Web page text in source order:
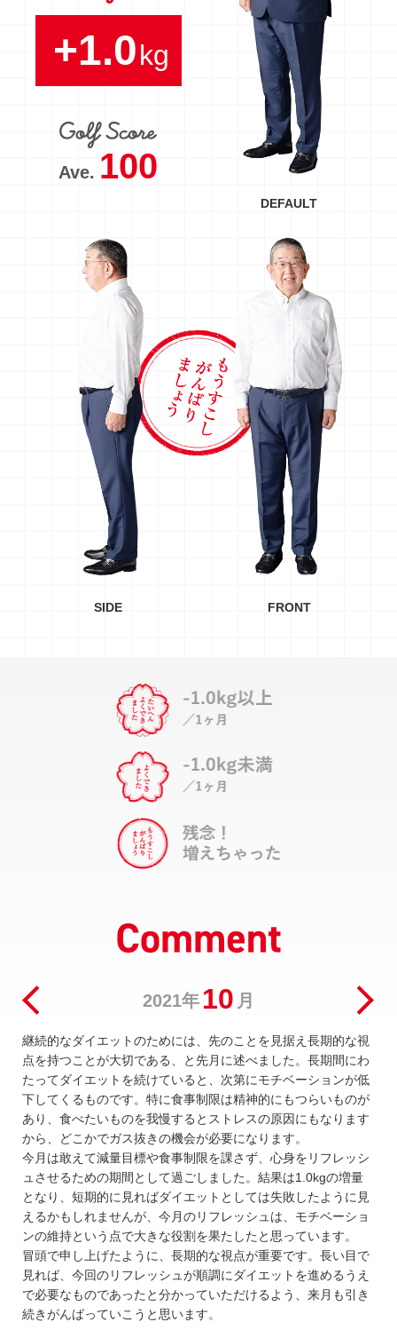
+1.0kg
Ave. 100
DEFAULT
SIDE FRONT
2021年 10 月
継続的なダイエットのためには、先のことを見据え長期的な視
点を持つことが大切である、と先月に述べました。長期間にわ
たってダイエットを続けていると、次第にモチベーションが低
下してくるものです。特に食事制限は精神的にもつらいものが
あり、食べたいものを我慢するとストレスの原因にもなります
から、どこかでガス抜きの機会が必要になります。
今月は敢えて減量目標や食事制限を課さず、心身をリフレッシ
ュさせるための期間として過ごしました。結果は1.0kgの増量
となり、短期的に見ればダイエットとしては失敗したように見
えるかもしれませんが、今月のリフレッシュは、モチベーショ
ンの維持という点で大きな役割を果たしたと思っています。
冒頭で申し上げたように、長期的な視点が重要です。長い目で
見れば、今回のリフレッシュが順調にダイエットを進めるうえ
で必要なものであったと分かっていただけるよう、来月も引き
続きがんばっていこうと思います。